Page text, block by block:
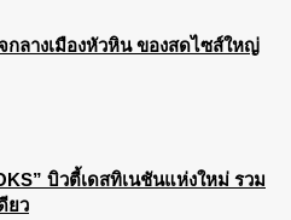
ลางเมืองหัวหิน ของสดไซส์ใหญ่
บิวตี้เดสทิเนชันแห่งใหม่ รวม
ยว